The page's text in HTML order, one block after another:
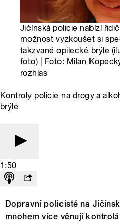
Jičínská policie nabízí
možnost vyzkoušet si
takzvané opilecké brýle
foto) | Foto: Milan
rozhlas
Kontroly policie na drogy a
brýle
1:50
Dopravní policisté na
mnohem více věnují